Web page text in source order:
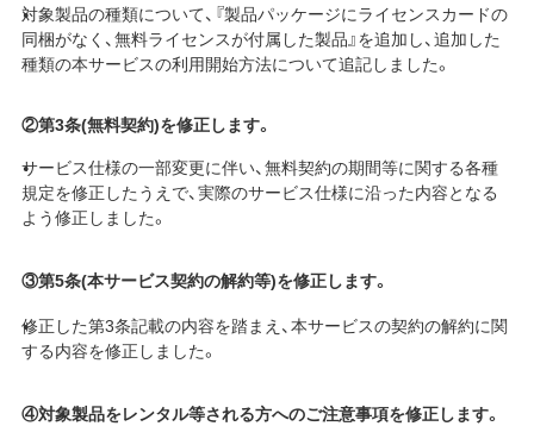
対象製品の種類について、『製品パッケージにライセンスカードの
同梱がなく、無料ライセンスが付属した製品』を追加し、追加した
種類の本サービスの利用開始方法について追記しました。
②第3条(無料契約)を修正します。
サービス仕様の一部変更に伴い、無料契約の期間等に関する各種
規定を修正したうえで、実際のサービス仕様に沿った内容となる
よう修正しました。
③第5条(本サービス契約の解約等)を修正します。
修正した第3条記載の内容を踏まえ、本サービスの契約の解約に関
する内容を修正しました。
④対象製品をレンタル等される方へのご注意事項を修正します。